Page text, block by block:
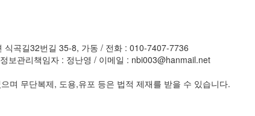
식곡길32번길 35-8, 가동 / 전화 : 010-7407-7736
보관리책임자 : 정난영 / 이메일 : nbi003@hanmail.net
며 무단복제, 도용,유포 등은 법적 제재를 받을 수 있습니다.